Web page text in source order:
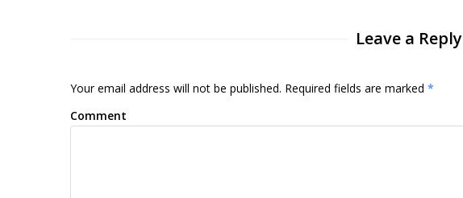
Leave a Reply
Your email address will not be published. Required fields are marked *
Comment